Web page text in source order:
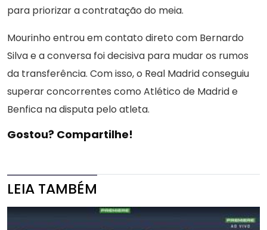
para priorizar a contratação do meia.
Mourinho entrou em contato direto com Bernardo
Silva e a conversa foi decisiva para mudar os rumos
da transferência. Com isso, o Real Madrid conseguiu
superar concorrentes como Atlético de Madrid e
Benfica na disputa pelo atleta.
Gostou? Compartilhe!
LEIA TAMBÉM